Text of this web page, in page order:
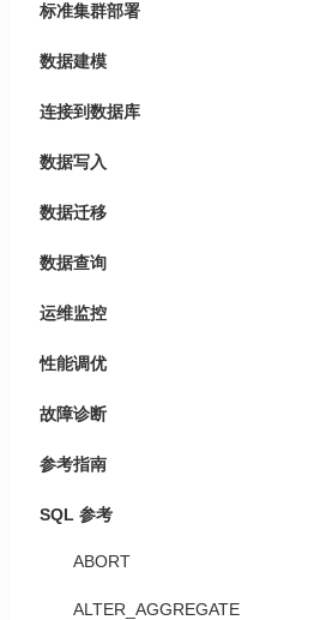
标准集群部署
数据建模
连接到数据库
数据写入
数据迁移
数据查询
运维监控
性能调优
故障诊断
参考指南
SQL 参考
ABORT
ALTER_AGGREGATE